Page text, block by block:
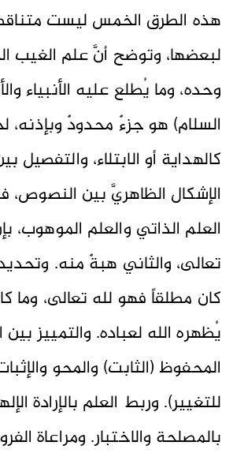
هذه الطرق الخمس ليست
لبعضها، وتوضح أنَّ علم الغيب
وحده، وما يُطلع عليه الأنبياء
السلام) هو جزءٌ محدودٌ وبإذنه،
كالهداية أو الابتلاء، والتفصيل
الإشكال الظاهريَّ بين النصوص،
العلم الذاتي والعلم الموهوب،
تعالى، والثاني هبةٌ منه.
كان مطلقاً فهو لله تعالى، وما
يُظهره الله لعباده. والتمييز بين
المحفوظ (الثابت) والمحو
للتغيير). وربط العلم بالإرادة
بالمصلحة والاختبار. ومراعاة